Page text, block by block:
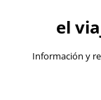
el
Información y